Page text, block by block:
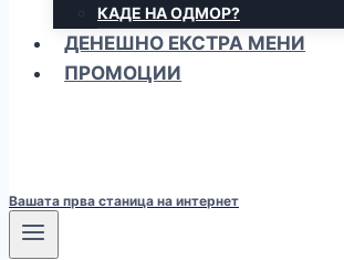
КАДЕ НА ОДМОР?
ДЕНЕШНО ЕКСТРА МЕНИ
ПРОМОЦИИ
Вашата прва станица на интернет